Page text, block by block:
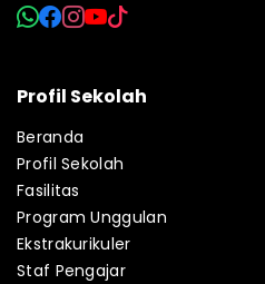
Profil Sekolah
Beranda
Profil Sekolah
Fasilitas
Program Unggulan
Ekstrakurikuler
Staf Pengajar